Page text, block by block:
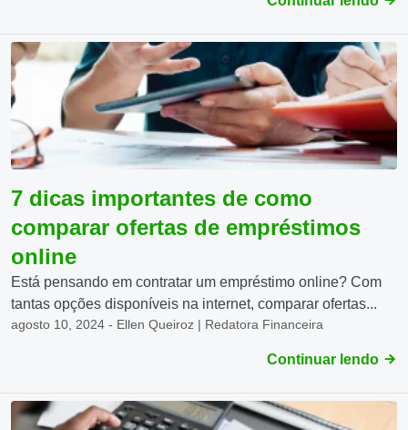
7 dicas importantes de como
comparar ofertas de empréstimos
online
Está pensando em contratar um empréstimo online? Com
tantas opções disponíveis na internet, comparar ofertas...
agosto 10, 2024 - Ellen Queiroz | Redatora Financeira
Continuar lendo